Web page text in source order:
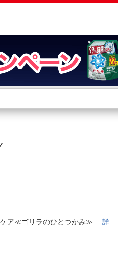
店舗サービス
ネット取り置き
ぎケア≪ゴリラのひとつかみ≫詳